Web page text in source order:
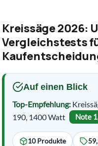
Kreissäge 2026:
Vergleichstests
Auf einen Blick
Top-Empfehlung:
190, 1400 Watt
Note
10 Produkte